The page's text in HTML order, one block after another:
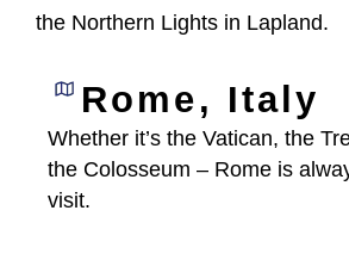
the Northern Lights in Lapland.
Rome, Italy
Whether it’s the Vatican, the
the Colosseum – Rome is
visit.